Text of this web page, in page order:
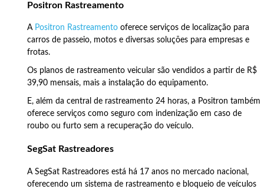
Positron Rastreamento
A Positron Rastreamento oferece serviços de localização para
carros de passeio, motos e diversas soluções para empresas e
frotas.
Os planos de rastreamento veicular são vendidos a partir de R$
39,90 mensais, mais a instalação do equipamento.
E, além da central de rastreamento 24 horas, a Positron também
oferece serviços como seguro com indenização em caso de
roubo ou furto sem a recuperação do veículo.
SegSat Rastreadores
A SegSat Rastreadores está há 17 anos no mercado nacional,
oferecendo um sistema de rastreamento e bloqueio de veículos